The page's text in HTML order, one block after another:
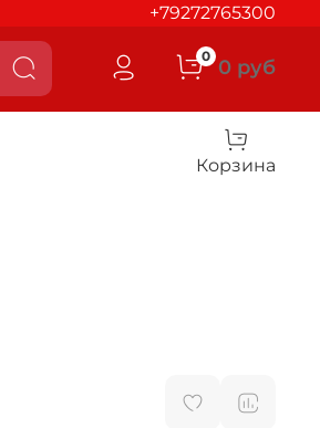
+79272765300
0 0 руб
Корзина